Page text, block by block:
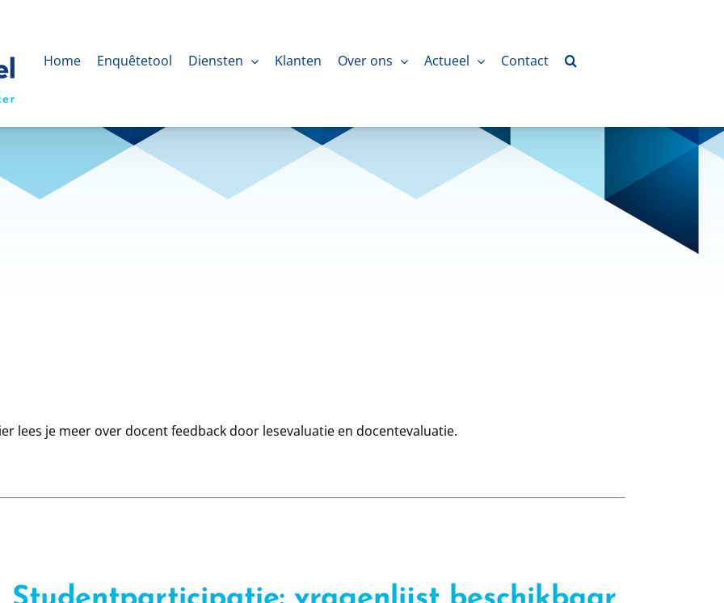
Home Enquêtetool Diensten Klanten Over ons Actueel Contact
lees je meer over docent feedback door lesevaluatie en docentevaluatie.